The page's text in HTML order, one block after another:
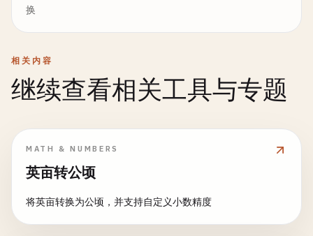
换
相关内容
继续查看相关工具与专题
MATH & NUMBERS
英亩转公顷
将英亩转换为公顷，并支持自定义小数精度